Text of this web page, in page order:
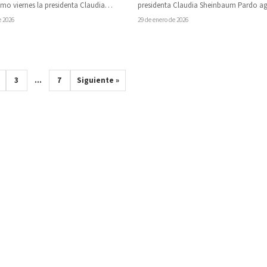
viernes la presidenta Claudia
visitará la capital michoacana,
2026
presidenta Claudia Sheinbaum Pardo
públicamente los comentarios
29 de enero de 2026
3 … 7 Siguiente »